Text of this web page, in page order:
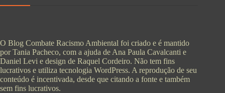
O Blog Combate Racismo Ambiental foi criado e é mantido
por Tania Pacheco, com a ajuda de Ana Paula Cavalcanti e
Daniel Levi e design de Raquel Cordeiro. Não tem fins
lucrativos e utiliza tecnologia WordPress. A reprodução de seu
conteúdo é incentivada, desde que citando a fonte e também
sem fins lucrativos.